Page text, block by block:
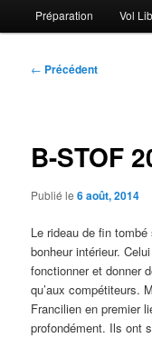
Préparation Vol
Navigation
← Précédent
B-STOF
Publié le6 août, 2014
Le rideau de fin
bonheur intérieur.
fonctionner et donner
qu’aux compétiteurs.
Francilien en premier
profondément. Ils ont